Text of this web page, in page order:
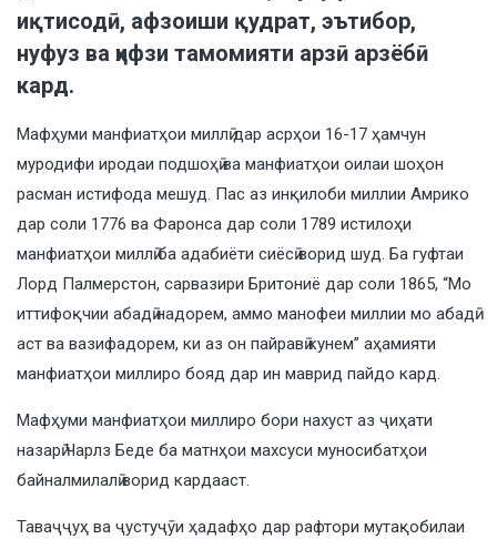
иқтисодӣ, афзоиши қудрат, эътибор,
нуфуз ва ҳифзи тамомияти арзӣ арзёбӣ
кард.
Мафҳуми манфиатҳои миллӣ дар асрҳои 16-17 ҳамчун
муродифи иродаи подшоҳӣ ва манфиатҳои оилаи шоҳон
расман истифода мешуд. Пас аз инқилоби миллии Амрико
дар соли 1776 ва Фаронса дар соли 1789 истилоҳи
манфиатҳои миллӣ ба адабиёти сиёсӣ ворид шуд. Ба гуфтаи
Лорд Палмерстон, сарвазири Бритониё дар соли 1865, “Мо
иттифоқчии абадӣ надорем, аммо манофеи миллии мо абадӣ
аст ва вазифадорем, ки аз он пайравӣ кунем” аҳамияти
манфиатҳои миллиро бояд дар ин маврид пайдо кард.
Мафҳуми манфиатҳои миллиро бори нахуст аз ҷиҳати
назарӣ Чарлз Беде ба матнҳои махсуси муносибатҳои
байналмилалӣ ворид кардааст.
Таваҷҷуҳ ва ҷустуҷӯи ҳадафҳо дар рафтори мутақобилаи